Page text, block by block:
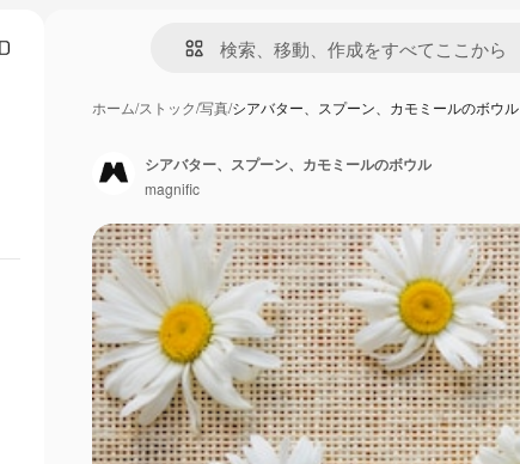
ホーム/ストック/写真/シアバター、スプーン、カモミールのボウル
シアバター、スプーン、カモミールのボウル
magnific